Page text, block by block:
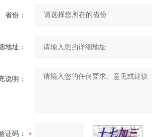
省份：
地址：
说明：
证码：